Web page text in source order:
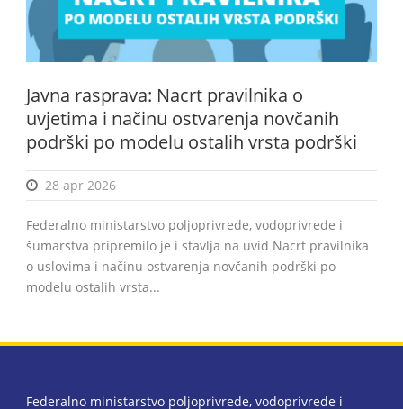
Javna rasprava: Nacrt pravilnika o
uvjetima i načinu ostvarenja novčanih
podrški po modelu ostalih vrsta podrški
28 apr 2026
Federalno ministarstvo poljoprivrede, vodoprivrede i
šumarstva pripremilo je i stavlja na uvid Nacrt pravilnika
o uslovima i načinu ostvarenja novčanih podrški po
modelu ostalih vrsta...
Federalno ministarstvo poljoprivrede, vodoprivrede i